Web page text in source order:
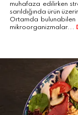
muhafaza edilirken
sarıldığında ürün
Ortamda
mikroorganizmalar...